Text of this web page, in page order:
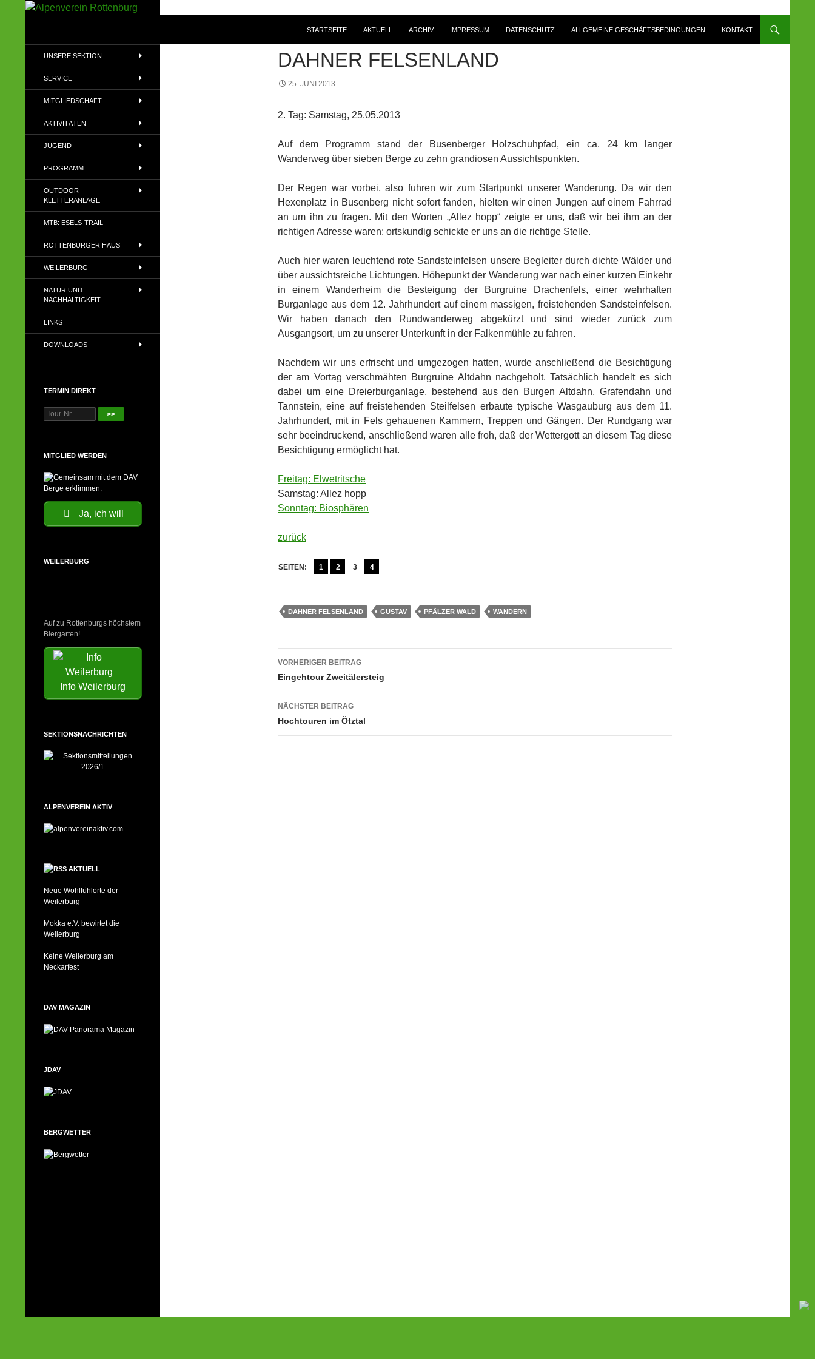
STARTSEITE AKTUELL ARCHIV IMPRESSUM DATENSCHUTZ ALLGEMEINE GESCHÄFTSBEDINGUNGEN KONTAKT
DAHNER FELSENLAND
25. JUNI 2013
2. Tag: Samstag, 25.05.2013
Auf dem Programm stand der Busenberger Holzschuhpfad, ein ca. 24 km langer
Wanderweg über sieben Berge zu zehn grandiosen Aussichtspunkten.
Der Regen war vorbei, also fuhren wir zum Startpunkt unserer Wanderung. Da wir den
Hexenplatz in Busenberg nicht sofort fanden, hielten wir einen Jungen auf einem Fahrrad
an um ihn zu fragen. Mit den Worten „Allez hopp“ zeigte er uns, daß wir bei ihm an der
richtigen Adresse waren: ortskundig schickte er uns an die richtige Stelle.
Auch hier waren leuchtend rote Sandsteinfelsen unsere Begleiter durch dichte Wälder und
über aussichtsreiche Lichtungen. Höhepunkt der Wanderung war nach einer kurzen Einkehr
in einem Wanderheim die Besteigung der Burgruine Drachenfels, einer wehrhaften
Burganlage aus dem 12. Jahrhundert auf einem massigen, freistehenden Sandsteinfelsen.
Wir haben danach den Rundwanderweg abgekürzt und sind wieder zurück zum
Ausgangsort, um zu unserer Unterkunft in der Falkenmühle zu fahren.
Nachdem wir uns erfrischt und umgezogen hatten, wurde anschließend die Besichtigung
der am Vortag verschmähten Burgruine Altdahn nachgeholt. Tatsächlich handelt es sich
dabei um eine Dreierburganlage, bestehend aus den Burgen Altdahn, Grafendahn und
Tannstein, eine auf freistehenden Steilfelsen erbaute typische Wasgauburg aus dem 11.
Jahrhundert, mit in Fels gehauenen Kammern, Treppen und Gängen. Der Rundgang war
sehr beeindruckend, anschließend waren alle froh, daß der Wettergott an diesem Tag diese
Besichtigung ermöglicht hat.
Freitag: Elwetritsche
Samstag: Allez hopp
Sonntag: Biosphären
zurück
SEITEN: 1 2 3 4
DAHNER FELSENLAND GUSTAV PFÄLZER WALD WANDERN
Beitragsnavigation
VORHERIGER BEITRAG
Eingehtour Zweitälersteig
NÄCHSTER BEITRAG
Hochtouren im Ötztal
Alpenvereins (DAV) e.V
UNSERE SEKTION
SERVICE
MITGLIEDSCHAFT
AKTIVITÄTEN
JUGEND
PROGRAMM
OUTDOOR-
KLETTERANLAGE
MTB: ESELS-TRAIL
ROTTENBURGER HAUS
WEILERBURG
NATUR UND
NACHHALTIGKEIT
LINKS
DOWNLOADS
TERMIN DIREKT
>>
MITGLIED WERDEN
Ja, ich will
WEILERBURG
Auf zu Rottenburgs höchstem
Biergarten!
Info Weilerburg
SEKTIONSNACHRICHTEN
ALPENVEREIN AKTIV
AKTUELL
Neue Wohlfühlorte der
Weilerburg
Mokka e.V. bewirtet die
Weilerburg
Keine Weilerburg am
Neckarfest
DAV MAGAZIN
JDAV
BERGWETTER